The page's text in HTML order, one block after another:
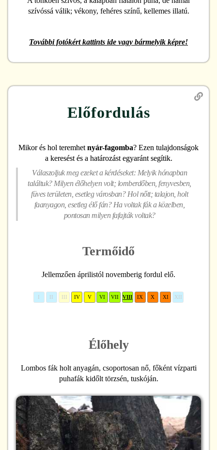
szívóssá válik; vékony, fehéres színű, kellemes illatú.
További fotókért kattints ide vagy bármelyik képre!
Előfordulás
Mikor és hol teremhet nyár-fagomba? Ezen tulajdonságok
a keresést és a határozást egyaránt segítik.
Válaszoljuk meg ezeket a kérdéseket: Melyik hónapban
találtuk? Milyen élőhelyen volt; lomberdőben, fenyvesben,
füves területen, esetleg városban? Hol nőtt; talajon, holt
faanyagon, esetleg élő fán? Ha voltak fák a közelben,
pontosan milyen fafajták voltak?
Termőidő
Jellemzően áprilistól novemberig fordul elő.
I II III IV V VI VII VIII IX X XI XII
Élőhely
Lombos fák holt anyagán, csoportosan nő, főként vízparti
puhafák kidőlt törzsén, tuskóján.